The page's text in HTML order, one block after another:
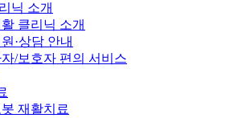
닉 소개
클리닉 소개
·상담 안내
/보호자 편의 서비스
봇 재활치료